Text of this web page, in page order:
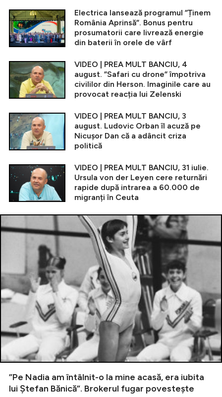
Electrica lansează programul ”Ținem
România Aprinsă”. Bonus pentru
prosumatorii care livrează energie
din baterii în orele de vârf
VIDEO | PREA MULT BANCIU, 4
august. ”Safari cu drone” împotriva
civililor din Herson. Imaginile care au
provocat reacția lui Zelenski
VIDEO | PREA MULT BANCIU, 3
august. Ludovic Orban îl acuză pe
Nicușor Dan că a adâncit criza
politică
VIDEO | PREA MULT BANCIU, 31 iulie.
Ursula von der Leyen cere returnări
rapide după intrarea a 60.000 de
migranți în Ceuta
”Pe Nadia am întâlnit-o la mine acasă, era iubita
lui Ștefan Bănică”. Brokerul fugar povestește